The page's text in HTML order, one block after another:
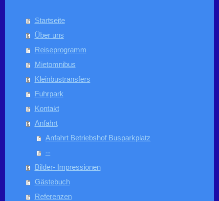
Startseite
Über uns
Reiseprogramm
Mietomnibus
Kleinbustransfers
Fuhrpark
Kontakt
Anfahrt
Anfahrt Betriebshof Busparkplatz
--
Bilder- Impressionen
Gästebuch
Referenzen